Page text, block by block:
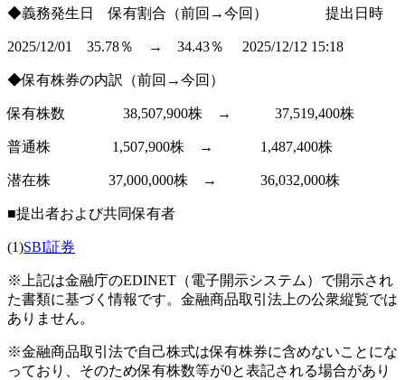
◆義務発生日 保有割合（前回→今回） 提出日時
2025/12/01 35.78％ → 34.43％ 2025/12/12 15:18
◆保有株券の内訳（前回→今回）
保有株数 38,507,900株 → 37,519,400株
普通株 1,507,900株 → 1,487,400株
潜在株 37,000,000株 → 36,032,000株
■提出者および共同保有者
(1)SBI証券
※上記は金融庁のEDINET（電子開示システム）で開示され
た書類に基づく情報です。金融商品取引法上の公衆縦覧では
ありません。
※金融商品取引法で自己株式は保有株券に含めないことにな
っており、そのため保有株数等が0と表記される場合があり